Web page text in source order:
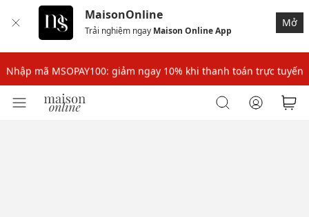
MaisonOnline
Trải nghiệm ngay Maison Online App
Mở
Nhập mã: MSOXINCHAO - Giảm 10% đơn đầu cho thành viên mới!
Nhập mã MSOPAY100: giảm ngay 10% khi thanh toán trực tuyến
Nhập mã: MSOXINCHAO - Giảm 10% đơn đầu cho thành viên mới!